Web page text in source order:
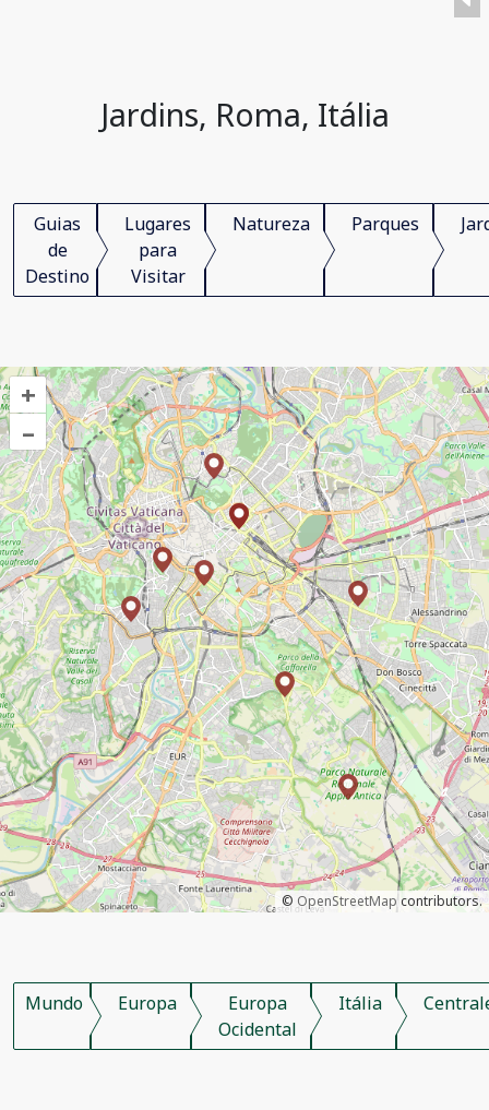
Jardins, Roma, Itália
Guias
de
Destino
Lugares
para
Visitar
Natureza Parques
+
–
© OpenStreetMapcontributors.
Mundo Europa
Europa
Ocidental
Itália